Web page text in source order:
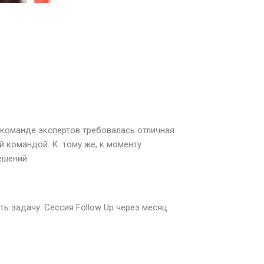
экспертов требовалась отличная
командой. К тому же, к моменту
задачу. Сессия Follow Up через месяц